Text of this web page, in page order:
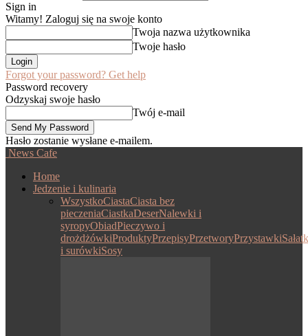
Sign in
Witamy! Zaloguj się na swoje konto
Twoja nazwa użytkownika
Twoje hasło
Forgot your password? Get help
Password recovery
Odzyskaj swoje hasło
Twój e-mail
Hasło zostanie wysłane e-mailem.
News Cafe
Home
Jedzenie i kulinaria
WszystkoCiastaCiasta bez
pieczeniaCiastkaDeserNalewki i
syropyObiadPieczywo i
drożdżówkiProduktyPrzepisyPrzetworyPrzystawki
i surówkiSosy